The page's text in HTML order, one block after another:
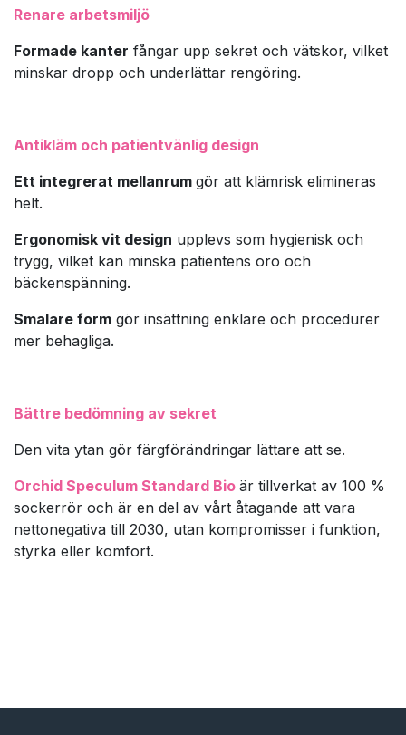
Renare arbetsmiljö
Formade kanter fångar upp sekret och vätskor, vilket
minskar dropp och underlättar rengöring.
Antikläm och patientvänlig design
Ett integrerat mellanrum gör att klämrisk elimineras
helt.
Ergonomisk vit design upplevs som hygienisk och
trygg, vilket kan minska patientens oro och
bäckenspänning.
Smalare form gör insättning enklare och procedurer
mer behagliga.
Bättre bedömning av sekret
Den vita ytan gör färgförändringar lättare att se.
Orchid Speculum Standard Bio är tillverkat av 100 %
sockerrör och är en del av vårt åtagande att vara
nettonegativa till 2030, utan kompromisser i funktion,
styrka eller komfort.